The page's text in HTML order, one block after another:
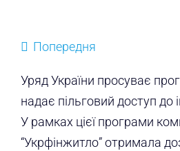
Попередня
Уряд України просуває
надає пільговий доступ до
У рамках цієї програми
“Укрфінжитло” отримала